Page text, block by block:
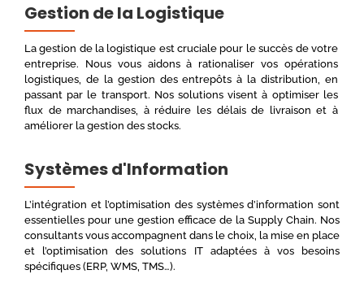
Gestion de la Logistique
La gestion de la logistique est cruciale pour le succès de votre
entreprise. Nous vous aidons à rationaliser vos opérations
logistiques, de la gestion des entrepôts à la distribution, en
passant par le transport. Nos solutions visent à optimiser les
flux de marchandises, à réduire les délais de livraison et à
améliorer la gestion des stocks.
Systèmes d'Information
L’intégration et l’optimisation des systèmes d’information sont
essentielles pour une gestion efficace de la Supply Chain. Nos
consultants vous accompagnent dans le choix, la mise en place
et l’optimisation des solutions IT adaptées à vos besoins
spécifiques (ERP, WMS, TMS…).